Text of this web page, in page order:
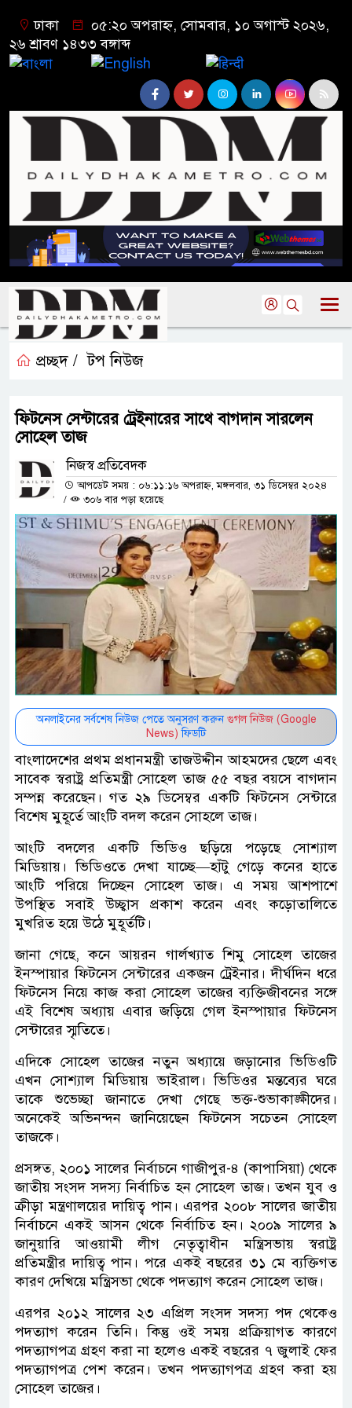
ঢাকা
০৫:২০ অপরাহ্ন, সোমবার, ১০ অগাস্ট ২০২৬,
২৬ শ্রাবণ ১৪৩৩ বঙ্গাব্দ
প্রচ্ছদ / টপ নিউজ
ফিটনেস সেন্টারের ট্রেইনারের সাথে বাগদান সারলেন
সোহেল তাজ
নিজস্ব প্রতিবেদক
আপডেট সময় : ০৬:১১:১৬ অপরাহ্ন, মঙ্গলবার, ৩১ ডিসেম্বর ২০২৪
/
৩০৬ বার পড়া হয়েছে
অনলাইনের সর্বশেষ নিউজ পেতে অনুসরণ করুন গুগল নিউজ (Google
News) ফিডটি
বাংলাদেশের প্রথম প্রধানমন্ত্রী তাজউদ্দীন আহমদের ছেলে এবং
সাবেক স্বরাষ্ট্র প্রতিমন্ত্রী সোহেল তাজ ৫৫ বছর বয়সে বাগদান
সম্পন্ন করেছেন। গত ২৯ ডিসেম্বর একটি ফিটনেস সেন্টারে
বিশেষ মুহূর্তে আংটি বদল করেন সোহলে তাজ।
আংটি বদলের একটি ভিডিও ছড়িয়ে পড়েছে সোশ্যাল
মিডিয়ায়। ভিডিওতে দেখা যাচ্ছে―হাঁটু গেড়ে কনের হাতে
আংটি পরিয়ে দিচ্ছেন সোহেল তাজ। এ সময় আশপাশে
উপস্থিত সবাই উচ্ছ্বাস প্রকাশ করেন এবং কড়োতালিতে
মুখরিত হয়ে উঠে মুহূর্তটি।
জানা গেছে, কনে আয়রন গার্লখ্যাত শিমু সোহেল তাজের
ইনস্পায়ার ফিটনেস সেন্টারের একজন ট্রেইনার। দীর্ঘদিন ধরে
ফিটনেস নিয়ে কাজ করা সোহেল তাজের ব্যক্তিজীবনের সঙ্গে
এই বিশেষ অধ্যায় এবার জড়িয়ে গেল ইনস্পায়ার ফিটনেস
সেন্টারের স্মৃতিতে।
এদিকে সোহেল তাজের নতুন অধ্যায়ে জড়ানোর ভিডিওটি
এখন সোশ্যাল মিডিয়ায় ভাইরাল। ভিডিওর মন্তব্যের ঘরে
তাকে শুভেচ্ছা জানাতে দেখা গেছে ভক্ত-শুভাকাঙ্ক্ষীদের।
অনেকেই অভিনন্দন জানিয়েছেন ফিটনেস সচেতন সোহেল
তাজকে।
প্রসঙ্গত, ২০০১ সালের নির্বাচনে গাজীপুর-৪ (কাপাসিয়া) থেকে
জাতীয় সংসদ সদস্য নির্বাচিত হন সোহেল তাজ। তখন যুব ও
ক্রীড়া মন্ত্রণালয়ের দায়িত্ব পান। এরপর ২০০৮ সালের জাতীয়
নির্বাচনে একই আসন থেকে নির্বাচিত হন। ২০০৯ সালের ৯
জানুয়ারি আওয়ামী লীগ নেতৃত্বাধীন মন্ত্রিসভায় স্বরাষ্ট্র
প্রতিমন্ত্রীর দায়িত্ব পান। পরে একই বছরের ৩১ মে ব্যক্তিগত
কারণ দেখিয়ে মন্ত্রিসভা থেকে পদত্যাগ করেন সোহেল তাজ।
এরপর ২০১২ সালের ২৩ এপ্রিল সংসদ সদস্য পদ থেকেও
পদত্যাগ করেন তিনি। কিন্তু ওই সময় প্রক্রিয়াগত কারণে
পদত্যাগপত্র গ্রহণ করা না হলেও একই বছরের ৭ জুলাই ফের
পদত্যাগপত্র পেশ করেন। তখন পদত্যাগপত্র গ্রহণ করা হয়
সোহেল তাজের।